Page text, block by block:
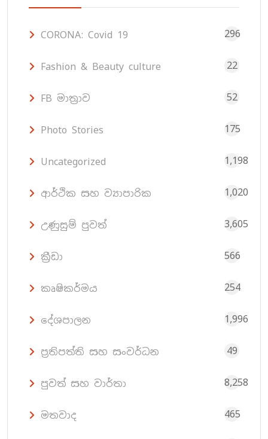
CORONA: Covid 19 296
Fashion & Beauty culture 22
FB මාත්‍රාව 52
Photo Stories 175
Uncategorized 1,198
ආර්ථික සහ ව්‍යාපාරික 1,020
උණුසුම් පුවත් 3,605
ක්‍රීඩා 566
කෘෂිකර්මය 254
දේශපාලන 1,996
ප්‍රතිපත්ති සහ සංවර්ධන 49
පුවත් සහ වාර්තා 8,258
මතවාද 465